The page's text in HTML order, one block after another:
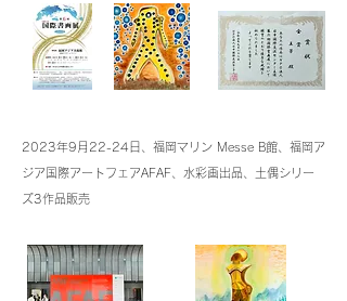
2023年9月22-24日、福岡マリン Messe B館、福岡ア
ジア国際アートフェアAFAF、水彩画出品、土偶シリー
ズ3作品販売